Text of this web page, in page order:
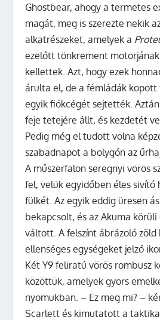
Ghostbear, ahogy a termetes
magát, meg is szerezte nekik
alkatrészeket, amelyek a
ezelőtt tönkrement
kellettek. Azt, hogy ezek
árulta el, de a fémládák
egyik fiókcégét sejtették.
feje tetejére állt, és kezdetét
Pedig még el tudott volna
szabadnapot a bolygón az
A műszerfalon seregnyi vörös
fel, velük egyidőben éles
fülkét. Az egyik eddig üresen
bekapcsolt, és az Akuma
váltott. A felszínt ábrázoló zöld
ellenséges egységeket jelző
Két Y9 feliratú vörös rombusz
közöttük, amelyek gyors
nyomukban. – Ez meg mi? –
Scarlett és kimutatott a